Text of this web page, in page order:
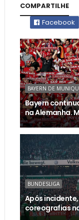
COMPARTILHE
Facebook
BAYERN DE
Bayern
na Alemanha.
BUNDESLIGA
Após
coreografias